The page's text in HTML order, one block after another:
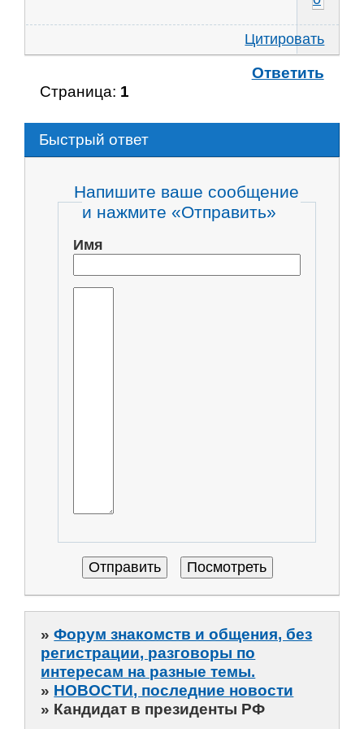
Цитировать
Ответить
Страница: 1
Быстрый ответ
Напишите ваше сообщение
и нажмите «Отправить»
Имя
»Форум знакомств и общения, без
регистрации, разговоры по
интересам на разные темы.
» НОВОСТИ, последние новости
» Кандидат в президенты РФ